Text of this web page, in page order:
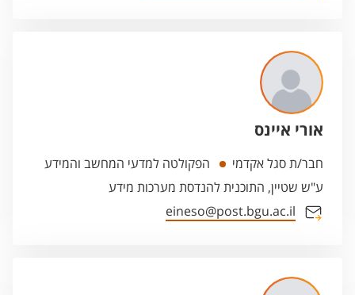
אורי איינס
חבר/ת סגל אקדמי
הפקולטה למדעי המחשב והמידע
ע"ש שטיין, התוכנית להנדסת מערכות מידע
eineso@post.bgu.ac.il